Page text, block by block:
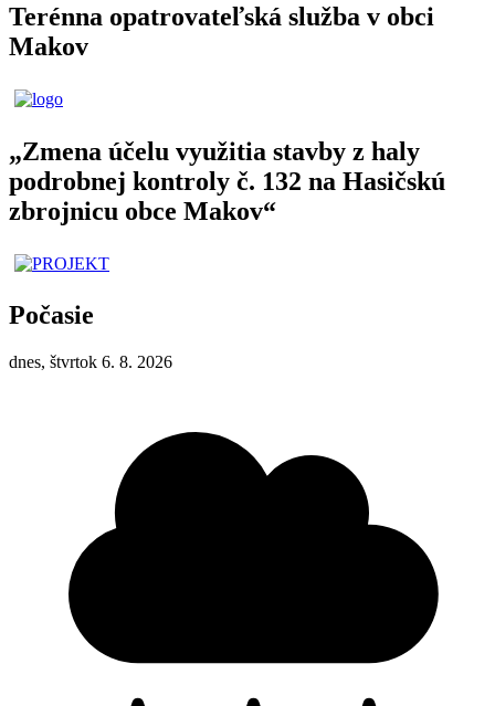
Terénna opatrovateľská služba v obci
Makov
„Zmena účelu využitia stavby z haly
podrobnej kontroly č. 132 na Hasičskú
zbrojnicu obce Makov“
Počasie
dnes, štvrtok 6. 8. 2026